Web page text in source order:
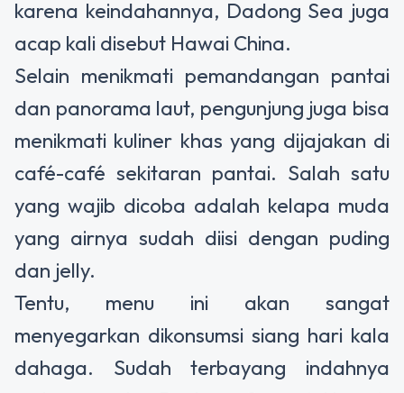
karena keindahannya, Dadong Sea juga
acap kali disebut Hawai China.
Selain menikmati pemandangan pantai
dan panorama laut, pengunjung juga bisa
menikmati kuliner khas yang dijajakan di
café-café sekitaran pantai. Salah satu
yang wajib dicoba adalah kelapa muda
yang airnya sudah diisi dengan puding
dan jelly.
Tentu, menu ini akan sangat
menyegarkan dikonsumsi siang hari kala
dahaga. Sudah terbayang indahnya